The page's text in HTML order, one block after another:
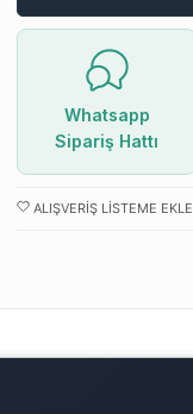
Whatsapp
Sipariş Hattı
ALIŞVERIŞ LISTEME EKLE